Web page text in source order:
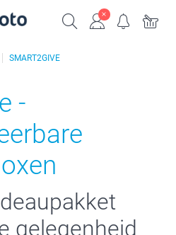
SMART2GIVE
-
gelegenheid